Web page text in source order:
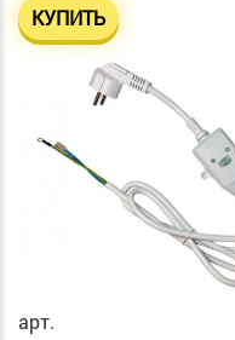
КУПИТЬ
арт.